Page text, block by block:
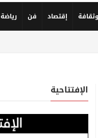
إقتصاد فن رياضة
الإفتتاحية